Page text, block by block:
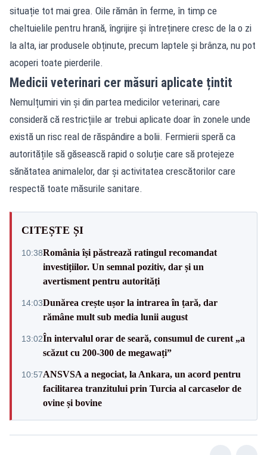
situație tot mai grea. Oile rămân în ferme, în timp ce
cheltuielile pentru hrană, îngrijire și întreținere cresc de la o zi
la alta, iar produsele obținute, precum laptele și brânza, nu pot
acoperi toate pierderile.
Medicii veterinari cer măsuri aplicate țintit
Nemulțumiri vin și din partea medicilor veterinari, care
consideră că restricțiile ar trebui aplicate doar în zonele unde
există un risc real de răspândire a bolii. Fermierii speră ca
autoritățile să găsească rapid o soluție care să protejeze
sănătatea animalelor, dar și activitatea crescătorilor care
respectă toate măsurile sanitare.
CITEȘTE ȘI
10:38România își păstrează ratingul recomandat
investițiilor. Un semnal pozitiv, dar și un
avertisment pentru autorități
14:03Dunărea crește ușor la intrarea în țară, dar
rămâne mult sub media lunii august
13:02În intervalul orar de seară, consumul de curent „a
scăzut cu 200-300 de megawați”
10:57ANSVSA a negociat, la Ankara, un acord pentru
facilitarea tranzitului prin Turcia al carcaselor de
ovine și bovine